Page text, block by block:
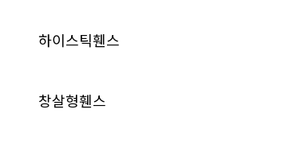
하이스틱휀스
창살형휀스